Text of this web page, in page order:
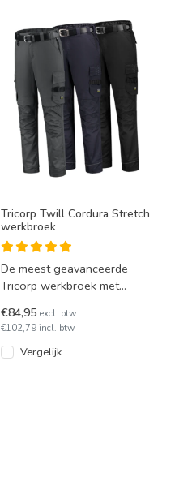
Tricorp Twill Cordura Stretch
werkbroek
De meest geavanceerde
Tricorp werkbroek met
leverbaar in 5 verschillende
kleur
€84,95 excl. btw
€102,79 incl. btw
Vergelijk